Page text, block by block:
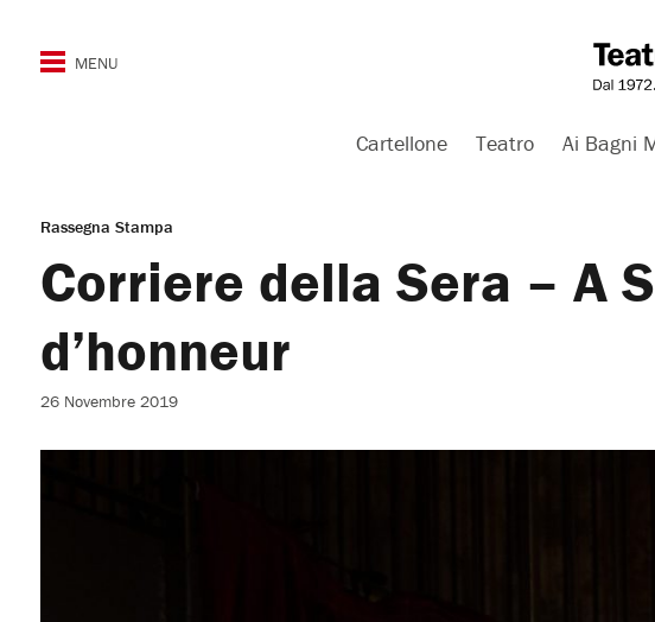
Cartellone Teatro Ai Bagni
Rassegna Stampa
Corriere della Sera – A
d’honneur
26 Novembre 2019